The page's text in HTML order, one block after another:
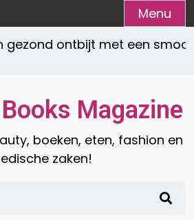
Menu
ontbijt met een
Magazine
boeken, eten, fashion en
zaken!